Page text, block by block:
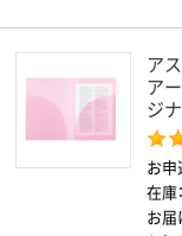
ア
ア
ジ
お申
在庫：
お届